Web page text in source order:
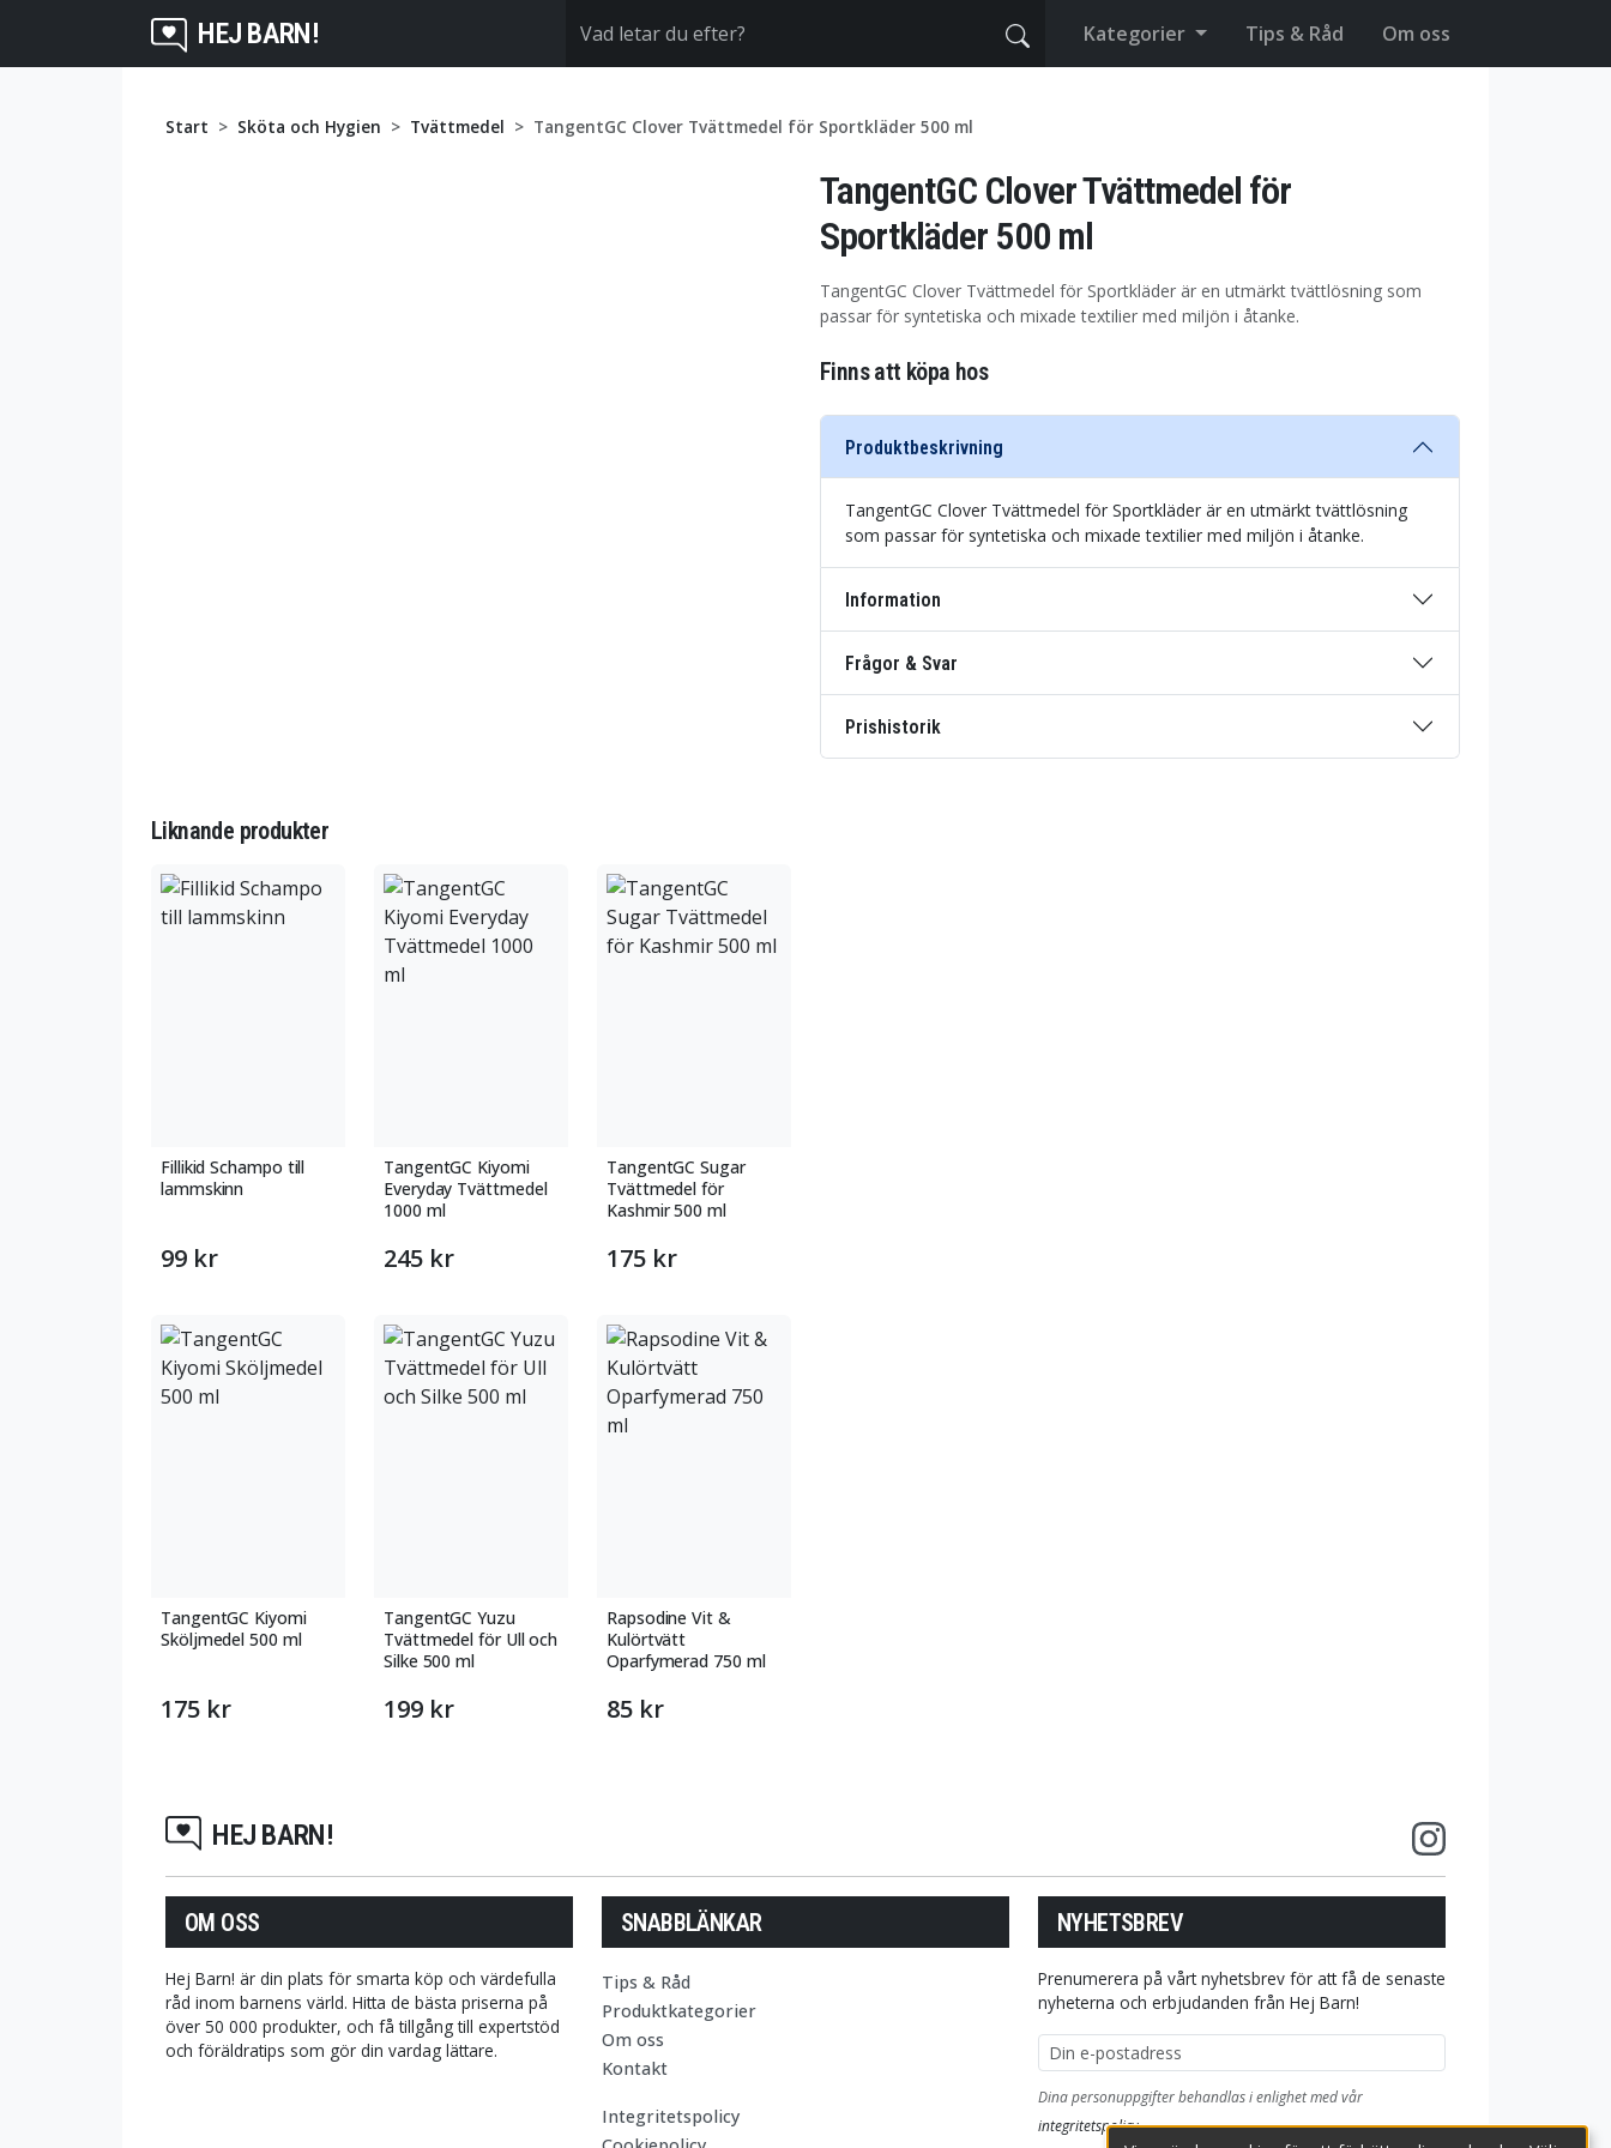
HEJ BARN! Kategorier Tips & Råd Om oss
Start Sköta och Hygien Tvättmedel TangentGC Clover Tvättmedel för Sportkläder 500 ml
TangentGC Clover Tvättmedel för
Sportkläder 500 ml
TangentGC Clover Tvättmedel för Sportkläder är en utmärkt tvättlösning som
passar för syntetiska och mixade textilier med miljön i åtanke.
Finns att köpa hos
Produktbeskrivning
TangentGC Clover Tvättmedel för Sportkläder är en utmärkt tvättlösning
som passar för syntetiska och mixade textilier med miljön i åtanke.
Information
Frågor & Svar
Prishistorik
Liknande produkter
Fillikid Schampo till
lammskinn
99 kr
TangentGC Kiyomi
Everyday Tvättmedel
1000 ml
245 kr
TangentGC Sugar
Tvättmedel för
Kashmir 500 ml
175 kr
TangentGC Kiyomi
Sköljmedel 500 ml
175 kr
TangentGC Yuzu
Tvättmedel för Ull och
Silke 500 ml
199 kr
Rapsodine Vit &
Kulörtvätt
Oparfymerad 750 ml
85 kr
HEJ BARN!
OM OSS
Hej Barn! är din plats för smarta köp och värdefulla
råd inom barnens värld. Hitta de bästa priserna på
över 50 000 produkter, och få tillgång till expertstöd
och föräldratips som gör din vardag lättare.
SNABBLÄNKAR
Tips & Råd
Produktkategorier
Om oss
Kontakt
Integritetspolicy
NYHETSBREV
Prenumerera på vårt nyhetsbrev för att få de senaste
nyheterna och erbjudanden från Hej Barn!
E-postadress
Dina personuppgifter behandlas i enlighet med vår
integritetspolicy.